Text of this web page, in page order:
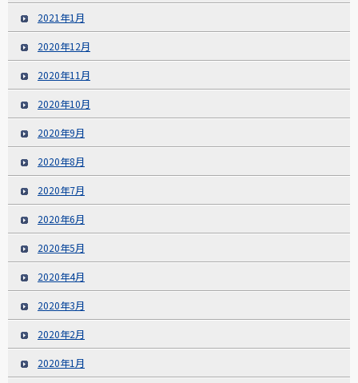
2021年1月
2020年12月
2020年11月
2020年10月
2020年9月
2020年8月
2020年7月
2020年6月
2020年5月
2020年4月
2020年3月
2020年2月
2020年1月